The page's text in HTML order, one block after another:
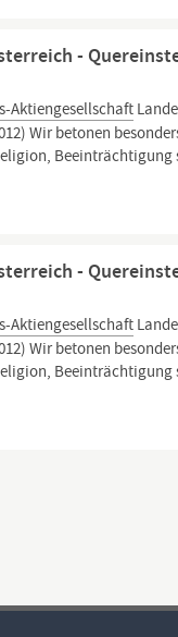
-
Aktiengesellschaft
Wir betonen
Beeinträchtigung
-
Aktiengesellschaft
Wir betonen
Beeinträchtigung